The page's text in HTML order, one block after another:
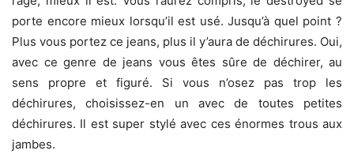
porte encore mieux lorsqu’il est usé. Jusqu’à quel point ?
Plus vous portez ce jeans, plus il y’aura de déchirures. Oui,
avec ce genre de jeans vous êtes sûre de déchirer, au
sens propre et figuré. Si vous n’osez pas trop les
déchirures, choisissez-en un avec de toutes petites
déchirures. Il est super stylé avec ces énormes trous aux
jambes.